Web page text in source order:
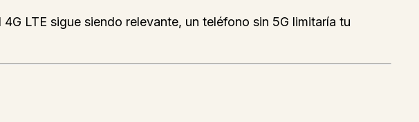
LTE sigue siendo relevante, un teléfono sin 5G limitaría tu